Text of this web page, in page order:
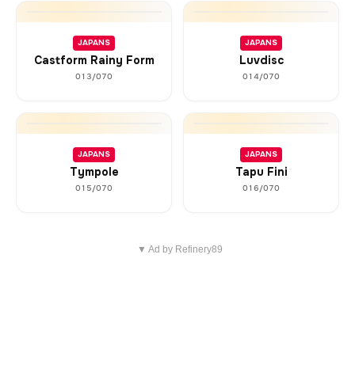
JAPANS
Castform Rainy Form
013/070
JAPANS
Luvdisc
014/070
JAPANS
Tympole
015/070
JAPANS
Tapu Fini
016/070
▼ Ad by Refinery89